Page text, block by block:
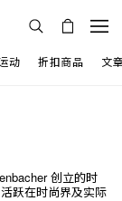
动 折扣商品 文
创立的时
跃在时尚界及实际